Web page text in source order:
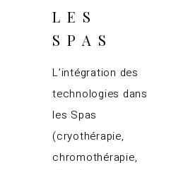
LES
SPAS
L’intégration des
technologies dans
les Spas
(cryothérapie,
chromothérapie,